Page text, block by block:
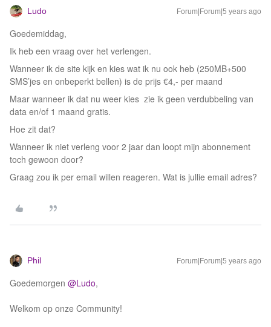
Ludo Forum|Forum|5 years ago
Goedemiddag,
Ik heb een vraag over het verlengen.
Wanneer ik de site kijk en kies wat ik nu ook heb (250MB+500
SMS’jes en onbeperkt bellen) is de prijs €4,- per maand
Maar wanneer ik dat nu weer kies zie ik geen verdubbeling van
data en/of 1 maand gratis.
Hoe zit dat?
Wanneer ik niet verleng voor 2 jaar dan loopt mijn abonnement
toch gewoon door?
Graag zou ik per email willen reageren. Wat is jullie email adres?
Phil Forum|Forum|5 years ago
Goedemorgen @Ludo,
Welkom op onze Community!